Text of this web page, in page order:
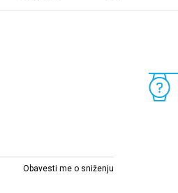
Obavesti me o sniženju